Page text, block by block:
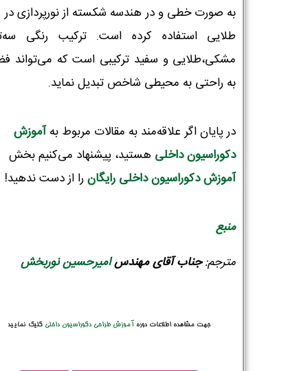
به صورت خطی و در هندسه شکسته از نورپردازی
طلایی استفاده کرده است. ترکیب رنگی
مشکی،طلایی و سفید ترکیبی است که می‌تواند
به راحتی به محیطی شاخص تبدیل نماید.
در پایان اگر علاقه‌مند به مقالات مربوط بهآموزش
دکوراسیون‌ داخلی هستید، پیشنهاد می‌کنیم بخش
آموزش دکوراسیون داخلی رایگانرا از دست ندهید!
منبع
مترجم:جناب آقای مهندسامیرحسین نوربخش
جهت مشاهده اطلاعات دوره آموزش طراحی دکوراسیون داخلی کلیک نمایید